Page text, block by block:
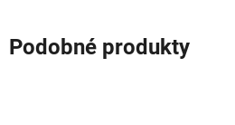
Podobné produkty